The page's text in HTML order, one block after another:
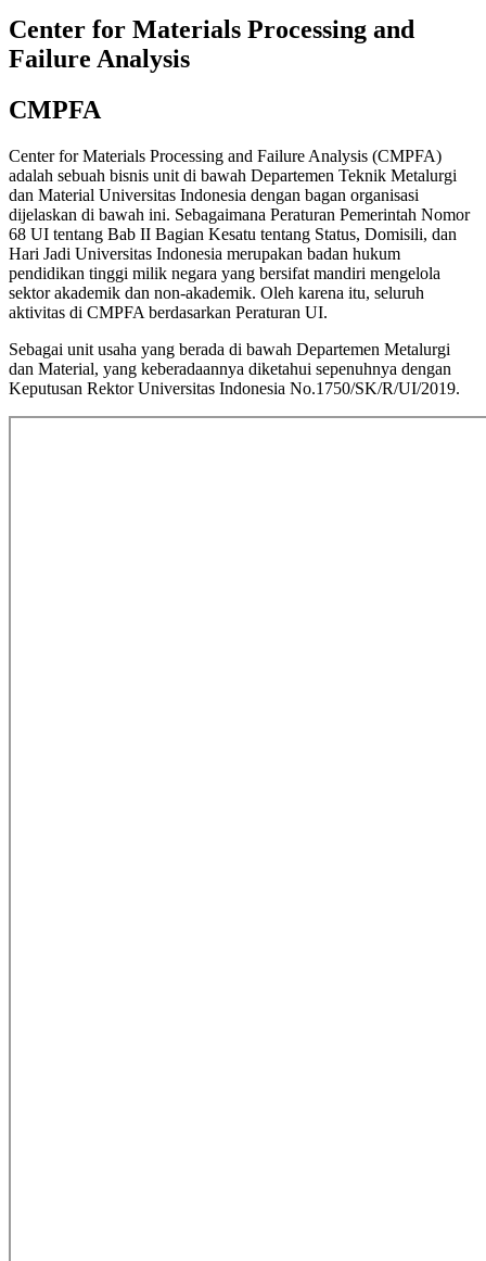
Center for Materials Processing and
Failure Analysis
CMPFA
Center for Materials Processing and Failure Analysis (CMPFA)
adalah sebuah bisnis unit di bawah Departemen Teknik Metalurgi
dan Material Universitas Indonesia dengan bagan organisasi
dijelaskan di bawah ini. Sebagaimana Peraturan Pemerintah Nomor
68 UI tentang Bab II Bagian Kesatu tentang Status, Domisili, dan
Hari Jadi Universitas Indonesia merupakan badan hukum
pendidikan tinggi milik negara yang bersifat mandiri mengelola
sektor akademik dan non-akademik. Oleh karena itu, seluruh
aktivitas di CMPFA berdasarkan Peraturan UI.
Sebagai unit usaha yang berada di bawah Departemen Metalurgi
dan Material, yang keberadaannya diketahui sepenuhnya dengan
Keputusan Rektor Universitas Indonesia No.1750/SK/R/UI/2019.